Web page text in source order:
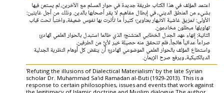
اعتمد المؤلف في هذا الكتاب طريقة جديدة في حوار المسلم مع الآخرين، لم يستعن فيها
بشيء من المنطق الديني، في إبطال مفاهيم لا يقر أصحابها بالدين. وذلك من أجل غايتين:
الأولى: تمزيق غاشية الانبهار بعناوين؛ كثيراً ما تأثرت بها نفوس ضعيفة، واختبأ تحت قباب
تهاويلها مبطلون مخادعون.
الثانية: إنهاء عهد الجدل الخطابي المتشنج؛ الذي طالما استبدل بالحوار العلمي الهادئ
صراعاً عدائياً هائجاً، فلم تتحقق منه حصيلة خير لأيٍّ من الطرفين.
واستطاع المؤلف بالحوار العلمي الموضوعي الهادئ؛ أن ينقض كل أوهام النظرية الجدلية
الديالكتيكية، ويرفع صرح الإيمان.
'Refuting the illusions of Dialectical Materialism' by the late Syrian
scholar Dr. Muhammad Sa'id Ramadan al-Buti (1929-2013). This is a
response to certain philosophies, issues and events that work against